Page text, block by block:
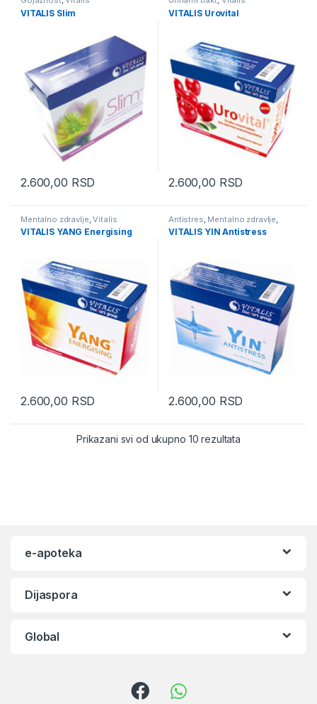
VITALIS Slim
2.600,00 RSD
VITALIS Urovital
2.600,00 RSD
Mentalno zdravlje ,Vitalis
VITALIS YANG Energising
2.600,00 RSD
Antistres Mentalno zdravlje
Vitalis
VITALIS YIN Antistress
2.600,00 RSD
Prikazani svi od ukupno 10 rezultata
e-apoteka
Dijaspora
Global